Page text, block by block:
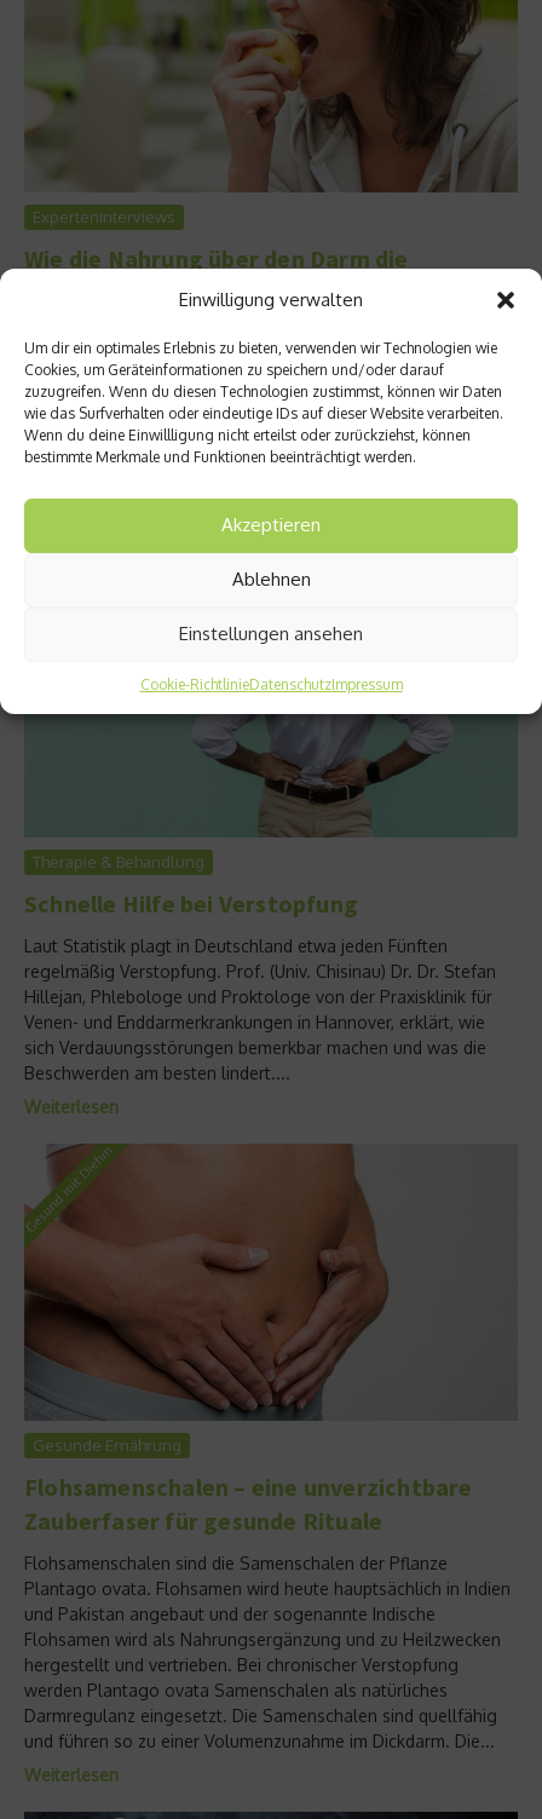
Einwilligung verwalten
Um dir ein optimales Erlebnis zu bieten, verwenden wir Technologien wie
Cookies, um Geräteinformationen zu speichern und/oder darauf
zuzugreifen. Wenn du diesen Technologien zustimmst, können wir Daten
wie das Surfverhalten oder eindeutige IDs auf dieser Website verarbeiten.
Wenn du deine Einwillligung nicht erteilst oder zurückziehst, können
bestimmte Merkmale und Funktionen beeinträchtigt werden.
Akzeptieren
Ablehnen
Einstellungen ansehen
Cookie-RichtlinieDatenschutzImpressum
Experteninterviews
Wie die Nahrung über den Darm die
Stimmung beeinflusst
flaues Gefühl im Bauch bemerkbar. Auf anstrengende Zeiten
reagiert der Darm bei einigen Menschen sogar mit Durchfall
oder Verstopfung. Jedoch nimmt er umgekehrt auch Einfluss
auf die Stimmung. Viele kennen zum Beispiel das Phänomen,
bei Hunger schlechte Laune zu bekommen. Dr. Susanne Fink-
Therapie & Behandlung
Schnelle Hilfe bei Verstopfung
Laut Statistik plagt in Deutschland etwa jeden Fünften
regelmäßig Verstopfung. Prof. (Univ. Chisinau) Dr. Dr. Stefan
Hillejan, Phlebologe und Proktologe von der Praxisklinik für
Venen- und Enddarmerkrankungen in Hannover, erklärt, wie
sich Verdauungsstörungen bemerkbar machen und was die
Beschwerden am besten lindert....
Weiterlesen
Gesunde Ernährung
Flohsamenschalen – eine unverzichtbare
Zauberfaser für gesunde Rituale
Flohsamenschalen sind die Samenschalen der Pflanze
Plantago ovata. Flohsamen wird heute hauptsächlich in Indien
und Pakistan angebaut und der sogenannte Indische
Flohsamen wird als Nahrungsergänzung und zu Heilzwecken
hergestellt und vertrieben. Bei chronischer Verstopfung
werden Plantago ovata Samenschalen als natürliches
Darmregulanz eingesetzt. Die Samenschalen sind quellfähig
und führen so zu einer Volumenzunahme im Dickdarm. Die...
Weiterlesen